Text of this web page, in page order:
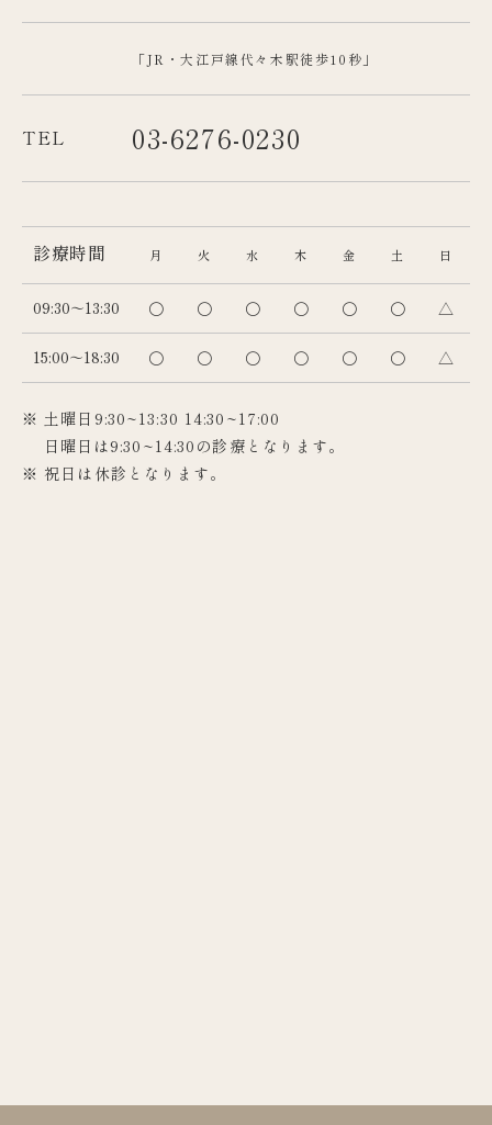
「JR・大江戸線代々木駅徒歩10秒」
TEL 03-6276-0230
診療時間 月 火 水 木 金 土 日
09:30～13:30 〇 〇 〇 〇 〇 〇 △
15:00～18:30 〇 〇 〇 〇 〇 〇 △
※ 土曜日9:30~13:30 14:30~17:00
日曜日は9:30~14:30の診療となります。
※ 祝日は休診となります。